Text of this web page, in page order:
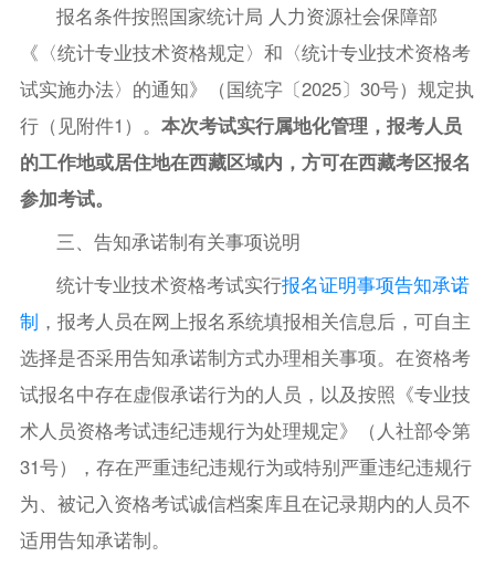
报名条件按照国家统计局 人力资源社会保障部
《〈统计专业技术资格规定〉和〈统计专业技术资格考
试实施办法〉的通知》（国统字〔2025〕30号）规定执
行（见附件1）。 本次考试实行属地化管理，报考人员
的工作地或居住地在西藏区域内，方可在西藏考区报名
参加考试。
三、告知承诺制有关事项说明
统计专业技术资格考试实行报名证明事项告知承诺
制 ，报考人员在网上报名系统填报相关信息后，可自主
选择是否采用告知承诺制方式办理相关事项。在资格考
试报名中存在虚假承诺行为的人员，以及按照《专业技
术人员资格考试违纪违规行为处理规定》（人社部令第
31号），存在严重违纪违规行为或特别严重违纪违规行
为、被记入资格考试诚信档案库且在记录期内的人员不
适用告知承诺制。